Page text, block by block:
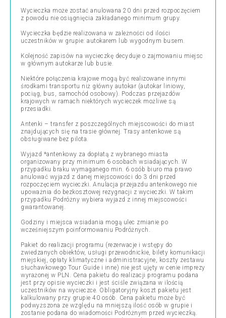
Wycieczka może zostać anulowana 20 dni przed rozpoczęciem
z powodu nie osiągnięcia zakładanego minimum grupy.
Wycieczka będzie realizowana w zależności od ilości
uczestników w grupie: autokarem lub wygodnym busem.
Kolejność zapisów na wycieczkę decyduje o zajmowaniu miejsc
w głównym autokarze lub busie.
Niektóre połączenia krajowe mogą być realizowane innymi
środkami transportu niż główny autokar (autokar liniowy,
pociąg, bus, samochód osobowy). Podczas przejazdów
krajowych w ramach niektórych wycieczek możliwe są
przesiadki.
Antenki – transfer z poszczególnych miejscowości do miast
znajdujących się na trasie głównej. Trasy antenkowe są
obsługiwane bez pilota.
Wyjazd *antenkowy za dopłatą z wybranego miasta
organizowany przy minimum 6 osobach wsiadających. W
przypadku braku wymaganego min. 6 osób biuro ma prawo
anulować wyjazd z danej miejscowości do 3 dni przed
rozpoczęciem wycieczki. Anulacja przejazdu antenkowego nie
upoważnia do bezkosztowej rezygnacji z wycieczki. W takim
przypadku Podróżny wybiera wyjazd z innej miejscowości
gwarantowanej.
Godziny i miejsca wsiadania mogą ulec zmianie po
wcześniejszym poinformowaniu Podróżnych.
Pakiet do realizacji programu (rezerwacje i wstępy do
zwiedzanych obiektów, usługi przewodnickie, bilety komunikacji
miejskiej, opłaty klimatyczne i administracyjne, koszty zestawu
słuchawkowego Tour Guide i inne) nie jest ujęty w cenie imprezy
wyrażonej w PLN. Cena pakietu do realizacji programu podana
jest przy opisie wycieczki i jest ściśle związana w ilością
uczestników na wycieczce. Obligatoryjny koszt pakietu jest
kalkulowany przy grupie 40 osób. Cena pakietu może być
podwyższona ze względu na mniejszą ilość osób w grupie i
zostanie podana do wiadomości Podróżnym przed wycieczką.